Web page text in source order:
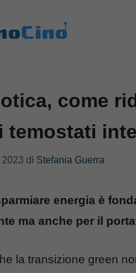
come
temostati
2023 di Stefania Guerra
energia è
ma anche per il
la transizione green